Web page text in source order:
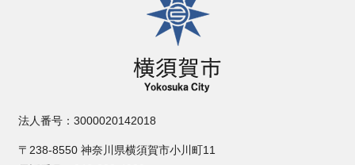
法人番号：3000020142018
〒238-8550 神奈川県横須賀市小川町11